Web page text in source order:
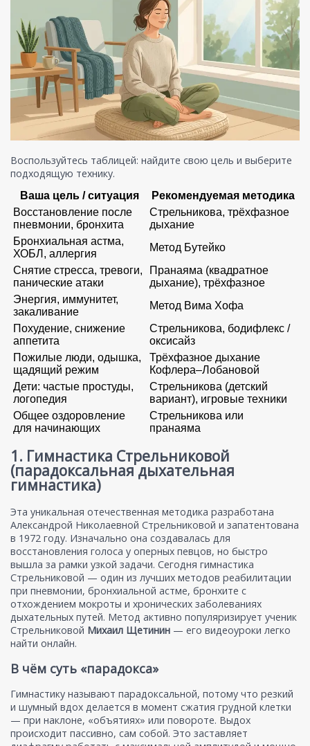
Воспользуйтесь таблицей: найдите свою цель и выберите
подходящую технику.
Ваша цель / ситуация
Рекомендуемая методика
Восстановление после
пневмонии, бронхита
Стрельникова, трёхфазное
дыхание
Бронхиальная астма,
ХОБЛ, аллергия
Метод Бутейко
Снятие стресса, тревоги,
панические атаки
Пранаяма (квадратное
дыхание), трёхфазное
Энергия, иммунитет,
закаливание
Метод Вима Хофа
Похудение, снижение
аппетита
Стрельникова, бодифлекс /
оксисайз
Пожилые люди, одышка,
щадящий режим
Трёхфазное дыхание
Кофлера–Лобановой
Дети: частые простуды,
логопедия
Стрельникова (детский
вариант), игровые техники
Общее оздоровление
для начинающих
Стрельникова или
пранаяма
1. Гимнастика Стрельниковой
(парадоксальная дыхательная
гимнастика)
Эта уникальная отечественная методика разработана
Александрой Николаевной Стрельниковой и запатентована
в 1972 году. Изначально она создавалась для
восстановления голоса у оперных певцов, но быстро
вышла за рамки узкой задачи. Сегодня гимнастика
Стрельниковой — один из лучших методов реабилитации
при пневмонии, бронхиальной астме, бронхите с
отхождением мокроты и хронических заболеваниях
дыхательных путей. Метод активно популяризирует ученик
Стрельниковой Михаил Щетинин — его видеоуроки легко
найти онлайн.
В чём суть «парадокса»
Гимнастику называют парадоксальной, потому что резкий
и шумный вдох делается в момент сжатия грудной клетки
— при наклоне, «объятиях» или повороте. Выдох
происходит пассивно, сам собой. Это заставляет